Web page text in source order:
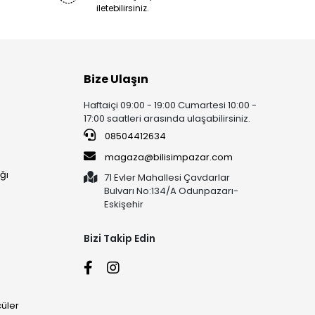
iletebilirsiniz.
Bize Ulaşın
Haftaiçi 09:00 - 19:00 Cumartesi 10:00 -
17:00 saatleri arasında ulaşabilirsiniz.
08504412634
magaza@bilisimpazar.com
71 Evler Mahallesi Çavdarlar
Bulvarı No:134/A Odunpazarı-
Eskişehir
Bizi Takip Edin